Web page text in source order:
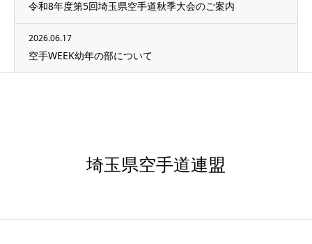
令和8年度第5回埼玉県空手道秋季大会のご案内
2026.06.17
空手WEEK幼年の部について
埼玉県空手道連盟